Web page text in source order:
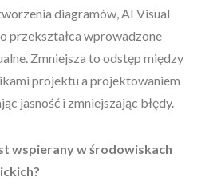
diagramów, AI Visual
przekształca wprowadzone
Zmniejsza to odstęp między
projektu a projektowaniem
jasność i zmniejszając błędy.
wspierany w środowiskach